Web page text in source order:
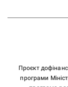
Проєкт
програми